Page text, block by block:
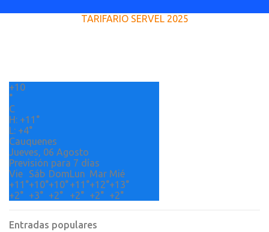
i
s
TARIFARIO SERVEL 2025
+10
°
C
H: +11°
L: +4°
Cauquenes
Jueves, 06 Agosto
Previsión para 7 días
Vie
Sáb DomLun Mar Mié
+11°+10°+10°+11°+12°+13°
+2° +3° +2° +2° +2° +2°
Entradas populares